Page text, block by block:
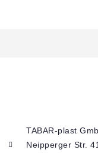
TABAR-plast
Neipperger Str. 41